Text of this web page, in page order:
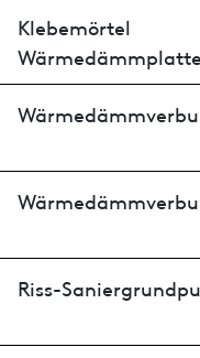
Klebemörtel
Riss-